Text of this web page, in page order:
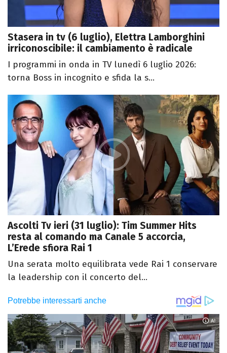
Stasera in tv (6 luglio), Elettra Lamborghini
irriconoscibile: il cambiamento è radicale
I programmi in onda in TV lunedì 6 luglio 2026:
torna Boss in incognito e sfida la s...
Ascolti Tv ieri (31 luglio): Tim Summer Hits
resta al comando ma Canale 5 accorcia,
L’Erede sfiora Rai 1
Una serata molto equilibrata vede Rai 1 conservare
la leadership con il concerto del...